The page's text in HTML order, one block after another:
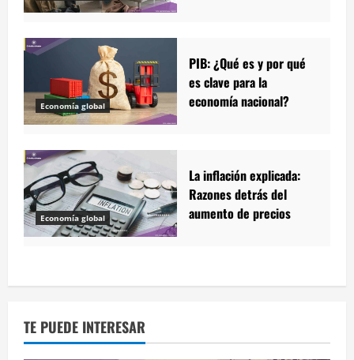
Economía global
PIB: ¿Qué es y por qué
es clave para la
economía nacional?
Economía global
La inflación explicada:
Razones detrás del
aumento de precios
TE PUEDE INTERESAR